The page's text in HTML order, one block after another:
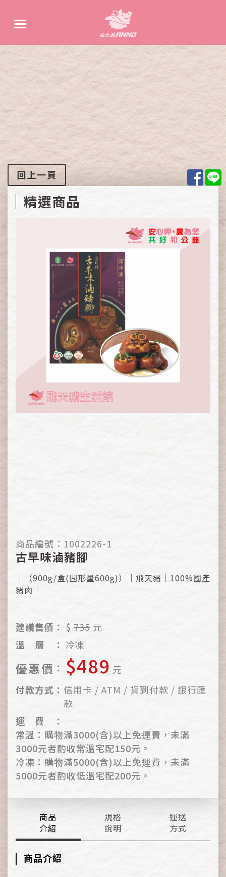
回上一頁
精選商品
商品編號： 1002226-1
古早味滷豬腳
｜（900g/盒(固形量600g)）｜飛天豬｜100%國產
豬肉｜
建議售價： $ 735 元
溫
層 ： 冷凍
優惠價 ： $489 元
付款方式 ： 信用卡 / ATM / 貨到付款 / 銀行匯
款
運
費
：
常溫：購物滿3000(含)以上免運費，未滿
3000元者酌收常溫宅配150元。
冷凍：購物滿5000(含)以上免運費，未滿
5000元者酌收低溫宅配200元。
商品
介紹
規格
說明
運送
方式
商品介紹